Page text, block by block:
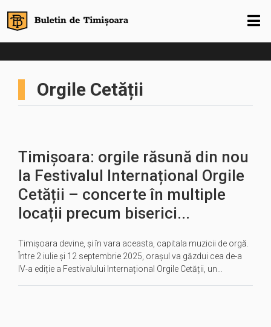
Orgile Cetății
Timișoara: orgile răsună din nou
la Festivalul Internațional Orgile
Cetății – concerte în multiple
locații precum biserici...
Timișoara devine, și în vara aceasta, capitala muzicii de orgă.
Între 2 iulie și 12 septembrie 2025, orașul va găzdui cea de-a
IV-a ediție a Festivalului Internațional Orgile Cetății, un…